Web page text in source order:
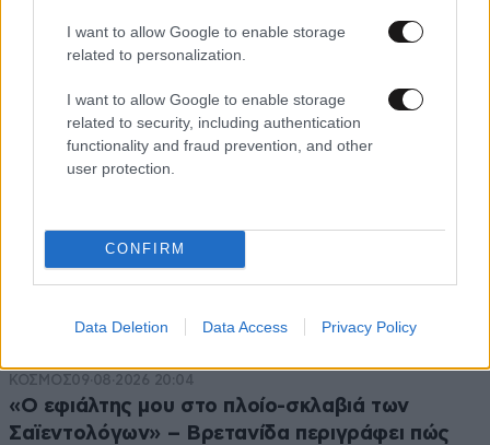
I want to allow Google to enable storage
related to personalization.
I want to allow Google to enable storage
related to security, including authentication
functionality and fraud prevention, and other
user protection.
CONFIRM
Data Deletion Data Access Privacy Policy
ΚΟΣΜΟΣ09·08·2026 20:04
«Ο εφιάλτης μου στο πλοίο-σκλαβιά των
Σαϊεντολόγων» – Βρετανίδα περιγράφει πώς